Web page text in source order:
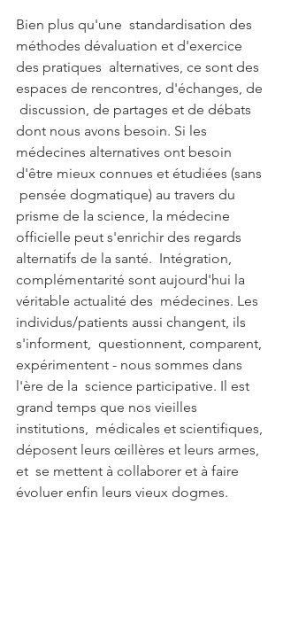
Bien plus qu'une  standardisation des
méthodes dévaluation et d'exercice
des pratiques  alternatives, ce sont des
espaces de rencontres, d'échanges, de
discussion, de partages et de débats
dont nous avons besoin. Si les
médecines alternatives ont besoin
d'être mieux connues et étudiées (sans
pensée dogmatique) au travers du
prisme de la science, la médecine
officielle peut s'enrichir des regards
alternatifs de la santé.  Intégration,
complémentarité sont aujourd'hui la
véritable actualité des  médecines. Les
individus/patients aussi changent, ils
s'informent,  questionnent, comparent,
expérimentent - nous sommes dans
l'ère de la  science participative. Il est
grand temps que nos vieilles
institutions,  médicales et scientifiques,
déposent leurs œillères et leurs armes,
et  se mettent à collaborer et à faire
évoluer enfin leurs vieux dogmes.